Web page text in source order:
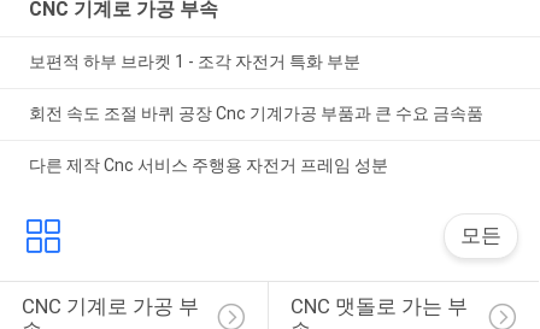
CNC 기계로 가공 부속
보편적 하부 브라켓 1 - 조각 자전거 특화 부분
회전 속도 조절 바퀴 공장 Cnc 기계가공 부품과 큰 수요 금속품
다른 제작 Cnc 서비스 주행용 자전거 프레임 성분
모든
CNC 기계로 가공 부
CNC 맷돌로 가는 부